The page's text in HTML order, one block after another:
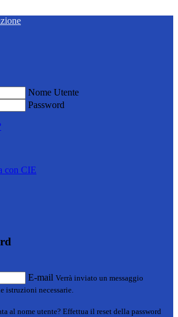
Nome Utente
Password
con CIE
E-mail Verrà inviato un messaggio
istruzioni necessarie.
al nome utente? Effettua il reset della password